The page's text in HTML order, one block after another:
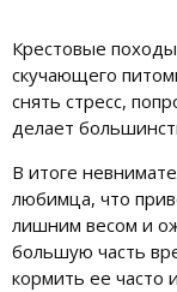
Крестовые
скучающего
снять стресс,
делает
В итоге
любимца, что
лишним весом и
большую часть
кормить ее часто